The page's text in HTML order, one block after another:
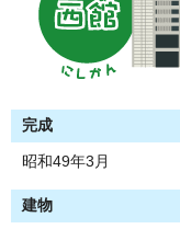
完成
昭和49年3月
建物